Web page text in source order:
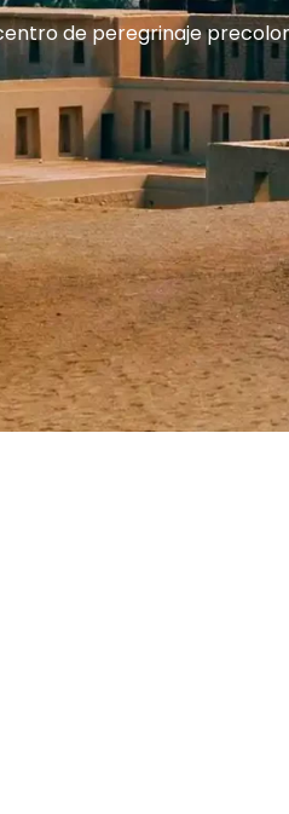
de peregrinaje